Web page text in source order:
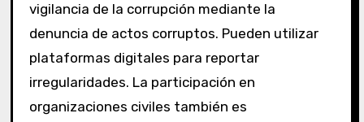
vigilancia de la corrupción mediante la
denuncia de actos corruptos. Pueden utilizar
plataformas digitales para reportar
irregularidades. La participación en
organizaciones civiles también es